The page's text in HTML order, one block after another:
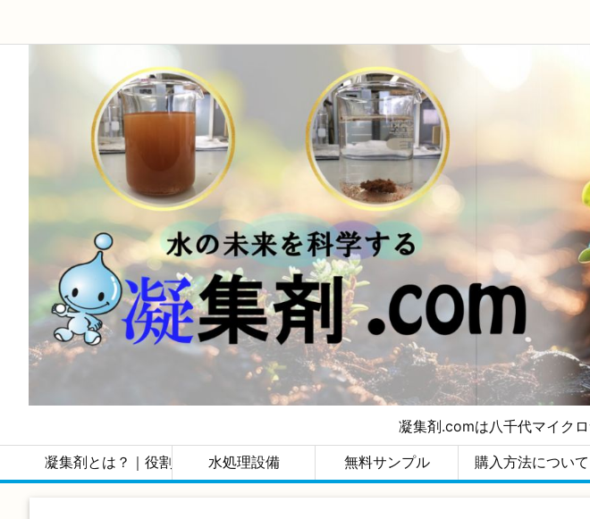
凝集剤.comは八千代マイク
凝集剤とは？｜役割・種類・実績・粉体凝集剤のおすすめ
水処理設備 無料サンプル 購入方法について